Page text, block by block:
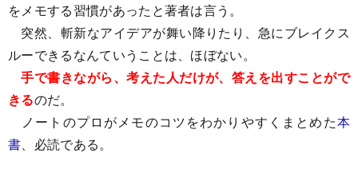
をメモする習慣があったと著者は言う。
突然、斬新なアイデアが舞い降りたり、急にブレイクス
ルーできるなんていうことは、ほぼない。
手で書きながら、考えた人だけが、答えを出すことがで
きるのだ。
ノートのプロがメモのコツをわかりやすくまとめた本
書、必読である。